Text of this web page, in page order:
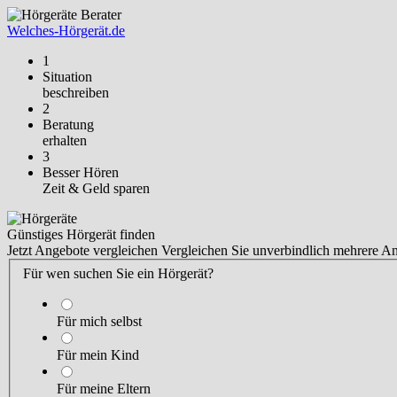
Welches-Hörgerät.de
1
Situation
beschreiben
2
Beratung
erhalten
3
Besser Hören
Zeit & Geld sparen
Günstiges Hörgerät finden
Jetzt Angebote vergleichen Vergleichen Sie unverbindlich mehrere
Für wen suchen Sie ein Hörgerät?
Für mich selbst
Für mein Kind
Für meine Eltern